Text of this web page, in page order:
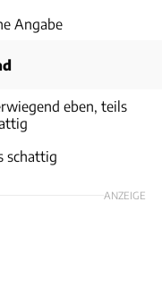
Angabe
eben, teils
schattig
ANZEIGE